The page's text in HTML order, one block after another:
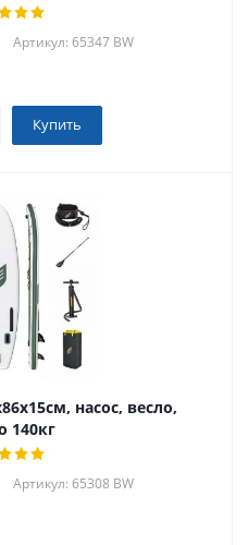
Артикул: 65347 BW
Купить
насос, весло,
140кг
Артикул: 65308 BW